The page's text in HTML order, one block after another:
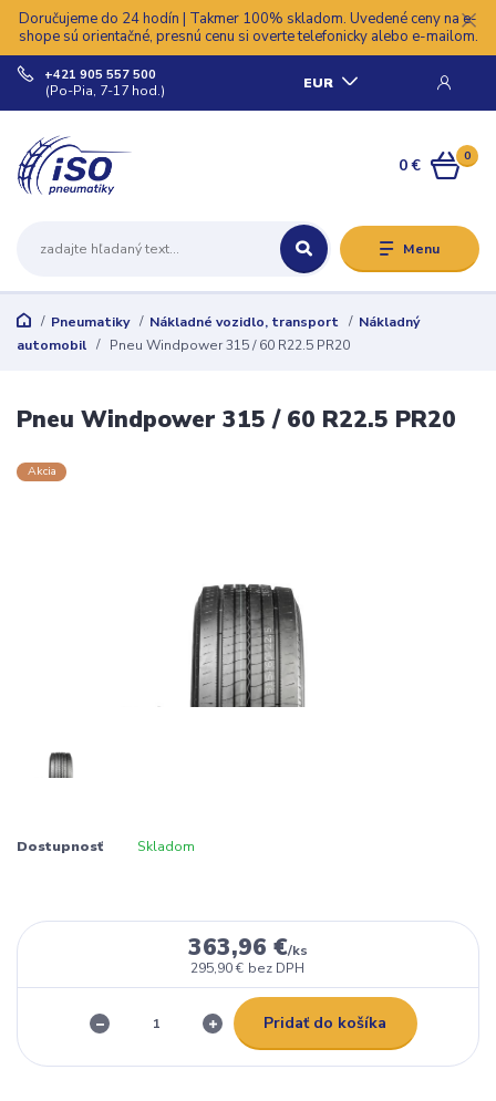
Doručujeme do 24 hodín | Takmer 100% skladom. Uvedené ceny na e-
shope sú orientačné, presnú cenu si overte telefonicky alebo e-mailom.
Menu
EUR
+421 905 557 500
(Po-Pia, 7-17 hod.)
0
0 €
Pneumatiky Nákladné vozidlo, transport
Nákladný
automobil
Pneu Windpower 315 / 60 R22.5 PR20
Pneu Windpower 315 / 60 R22.5 PR20
Akcia
Dostupnosť Skladom
363,96 €/ks
295,90 € bez DPH
Pridať do košíka